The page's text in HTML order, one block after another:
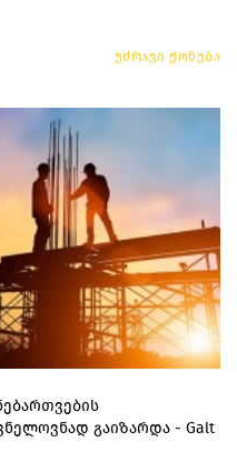
უძრავი ქონება
გაიზარდა - Galt